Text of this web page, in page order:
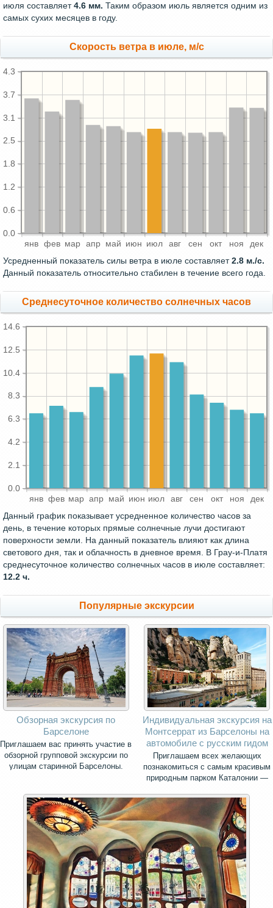
июля составляет4.6 мм. Таким образом июль является одним из
самых сухих месяцев в году.
Скорость ветра в июле, м/с
янв фев мар апр май июн июл авг сен окт ноя дек
0.0
0.6
1.2
1.8
2.5
3.1
3.7
4.3
Усредненный показатель силы ветра в июле составляет2.8 м./с.
Данный показатель относительно стабилен в течение всего года.
Среднесуточное количество солнечных часов
янв фев мар апр май июн июл авг сен окт ноя дек
0.0
2.1
4.2
6.3
8.3
10.4
12.5
14.6
Данный график показывает усредненное количество часов за
день, в течение которых прямые солнечные лучи достигают
поверхности земли. На данный показатель влияют как длина
светового дня, так и облачность в дневное время. В Грау-и-Платя
среднесуточное количество солнечных часов в июле составляет:
12.2 ч.
Популярные экскурсии
Обзорная экскурсия по
Барселоне
Приглашаем вас принять участие в
обзорной групповой экскурсии по
улицам старинной Барселоны.
Индивидуальная экскурсия на
Монтсеррат из Барселоны на
автомобиле с русским гидом
Приглашаем всех желающих
познакомиться с самым красивым
природным парком Каталонии —